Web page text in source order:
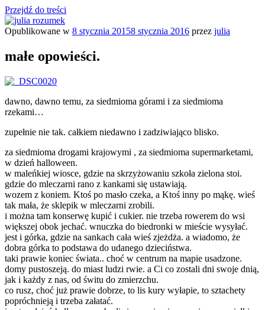
Przejdź do treści
Opublikowane w 8 stycznia 20158 stycznia 2016 przez julia
małe opowieści.
dawno, dawno temu, za siedmioma górami i za siedmioma
rzekami…
zupełnie nie tak. całkiem niedawno i zadziwiająco blisko.
za siedmioma drogami krajowymi , za siedmioma supermarketami,
w dzień halloween.
w maleńkiej wiosce, gdzie na skrzyżowaniu szkoła zielona stoi.
gdzie do mleczarni rano z kankami się ustawiają.
wozem z koniem. Ktoś po masło czeka, a Ktoś inny po mąkę. wieś
tak mała, że sklepik w mleczarni zrobili.
i można tam konserwę kupić i cukier. nie trzeba rowerem do wsi
większej obok jechać. wnuczka do biedronki w mieście wysyłać.
jest i górka, gdzie na sankach cała wieś zjeżdża. a wiadomo, że
dobra górka to podstawa do udanego dzieciństwa.
taki prawie koniec świata.. choć w centrum na mapie usadzone.
domy pustoszeją. do miast ludzi rwie. a Ci co zostali dni swoje dnią,
jak i każdy z nas, od świtu do zmierzchu.
co rusz, choć już prawie dobrze, to lis kury wyłapie, to sztachety
popróchnieją i trzeba załatać.